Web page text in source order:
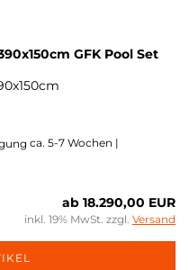
GFK Pool Set
ca. 5-7 Wochen |
ab 18.290,00 EUR
inkl. 19% MwSt. zzgl. Versand